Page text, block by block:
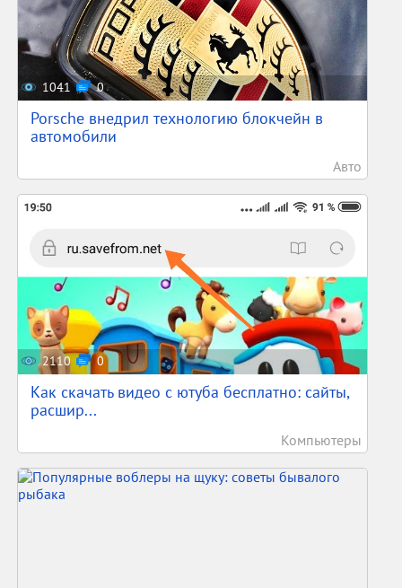
1041 0
Porsche внедрил технологию блокчейн в
автомобили
Авто
2110 0
Как скачать видео с ютуба бесплатно: сайты,
расшир...
Компьютеры